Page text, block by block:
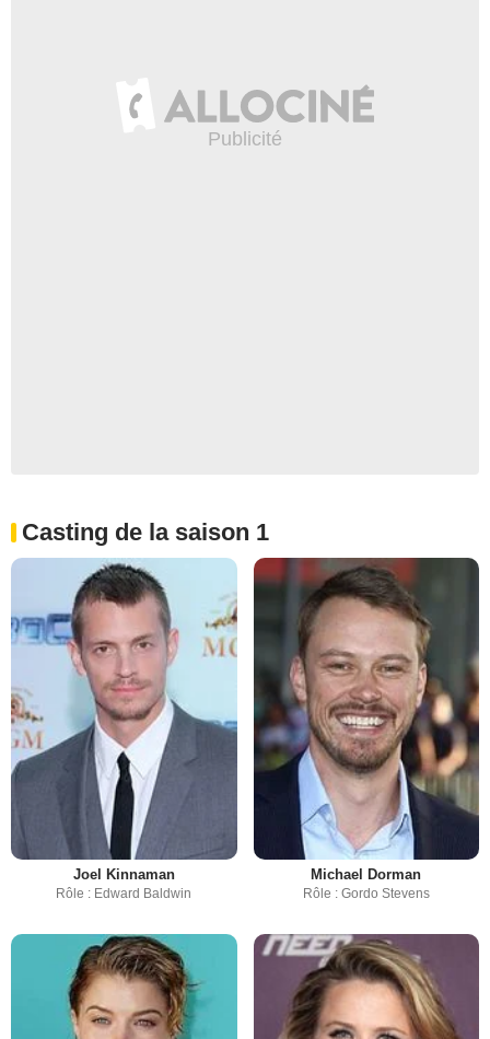
Casting de la saison 1
Joel Kinnaman
Rôle : Edward Baldwin
Michael Dorman
Rôle : Gordo Stevens